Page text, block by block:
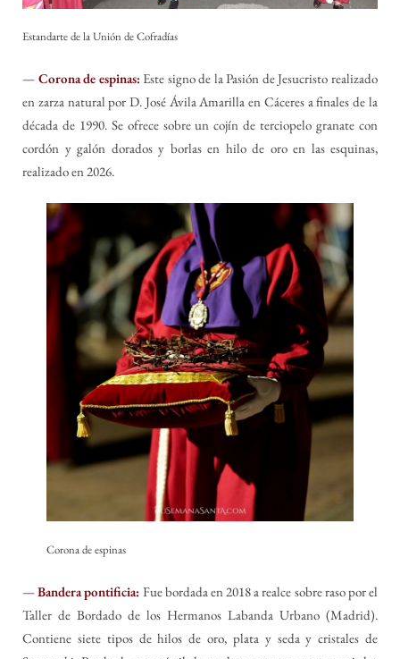
Estandarte de la Unión de Cofradías
— Corona de espinas: Este signo de la Pasión de Jesucristo realizado
en zarza natural por D. José Ávila Amarilla en Cáceres a finales de la
década de 1990. Se ofrece sobre un cojín de terciopelo granate con
cordón y galón dorados y borlas en hilo de oro en las esquinas,
realizado en 2026.
Corona de espinas
—Bandera pontificia: Fue bordada en 2018 a realce sobre raso por el
Taller de Bordado de los Hermanos Labanda Urbano (Madrid).
Contiene siete tipos de hilos de oro, plata y seda y cristales de